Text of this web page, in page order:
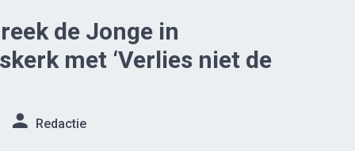
de Jonge in
met ‘Verlies niet de
Redactie